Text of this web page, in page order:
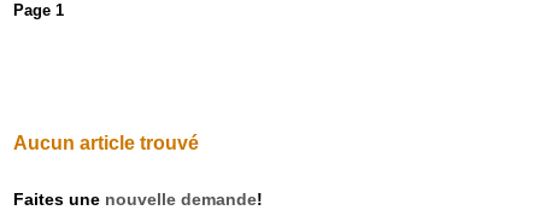
Page 1
Aucun article trouvé
Faites une nouvelle demande!